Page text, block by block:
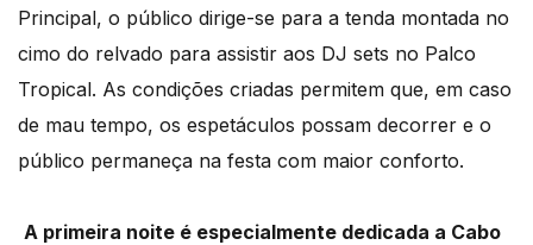
Principal, o público dirige-se para a tenda montada no
cimo do relvado para assistir aos DJ sets no Palco
Tropical. As condições criadas permitem que, em caso
de mau tempo, os espetáculos possam decorrer e o
público permaneça na festa com maior conforto.
A primeira noite é especialmente dedicada a Cabo